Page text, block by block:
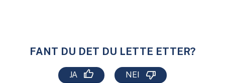
FANT DU DET DU LETTE ETTER?
JA NEI